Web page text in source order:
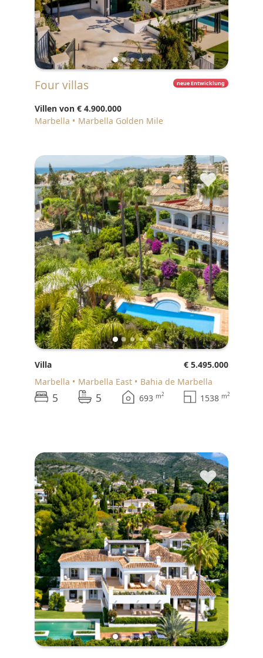
neue Entwicklung
Four villas
Villen von € 4.900.000
Marbella
Marbella Golden Mile
♥
Villa
€ 5.495.000
Marbella
Marbella East Bahia de Marbella
5 5 693 m2 1538 m2
♥